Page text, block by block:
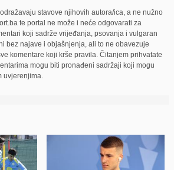
stavove njihovih autora/ica, a ne nužno
te portal ne može i neće odgovarati za
koji sadrže vrijeđanja, psovanja i vulgaran
bez najave i objašnjenja, ali to ne obavezuje
komentare koji krše pravila. Čitanjem prihvatate
mogu biti pronađeni sadržaji koji mogu
uvjerenjima.